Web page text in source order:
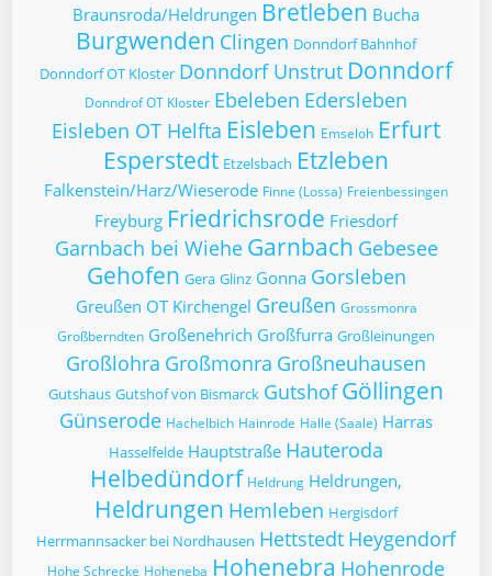
Braunsroda/Heldrungen Bretleben Bucha
Burgwenden Clingen Donndorf Bahnhof
Donndorf OT Kloster Donndorf Unstrut Donndorf
Donndrof OT Kloster Ebeleben Edersleben
Eisleben OT Helfta Eisleben Emseloh Erfurt
Esperstedt Etzelsbach Etzleben
Falkenstein/Harz/Wieserode Finne (Lossa) Freienbessingen
Freyburg Friedrichsrode Friesdorf
Garnbach bei Wiehe Garnbach Gebesee
Gehofen Gera Glinz Gonna Gorsleben
Greußen OT Kirchengel Greußen Grossmonra
Großberndten Großenehrich Großfurra Großleinungen
Großlohra Großmonra Großneuhausen
Gutshaus Gutshof von Bismarck Gutshof Göllingen
Günserode Hachelbich Hainrode Halle (Saale) Harras
Hasselfelde Hauptstraße Hauteroda
Helbedündorf Heldrung Heldrungen,
Heldrungen Hemleben Hergisdorf
Herrmannsacker bei Nordhausen Hettstedt Heygendorf
Hohe Schrecke Hoheneba Hohenebra Hohenrode